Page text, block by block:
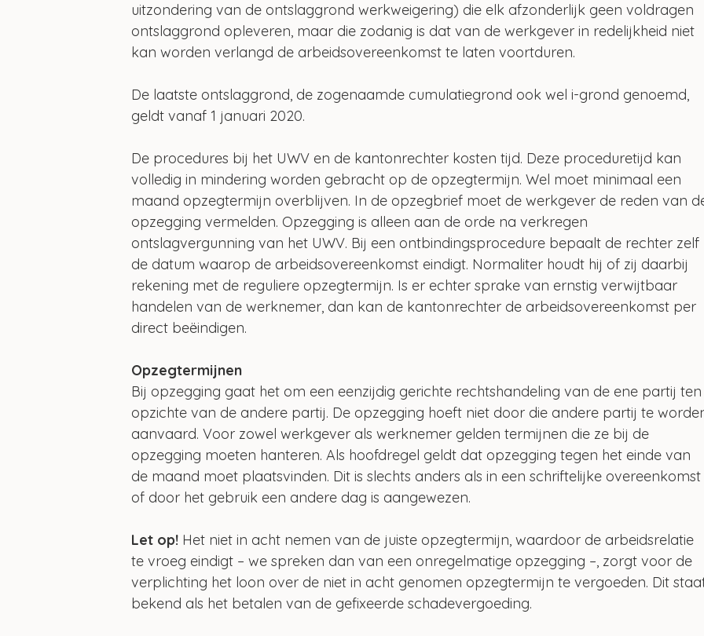
uitzondering van de ontslaggrond werkweigering) die elk afzonderlijk geen voldragen
ontslaggrond opleveren, maar die zodanig is dat van de werkgever in redelijkheid niet
kan worden verlangd de arbeidsovereenkomst te laten voortduren.
De laatste ontslaggrond, de zogenaamde cumulatiegrond ook wel i-grond genoemd,
geldt vanaf 1 januari 2020.
De procedures bij het UWV en de kantonrechter kosten tijd. Deze proceduretijd kan
volledig in mindering worden gebracht op de opzegtermijn. Wel moet minimaal een
maand opzegtermijn overblijven. In de opzegbrief moet de werkgever de reden van
opzegging vermelden. Opzegging is alleen aan de orde na verkregen
ontslagvergunning van het UWV. Bij een ontbindingsprocedure bepaalt de rechter zelf
de datum waarop de arbeidsovereenkomst eindigt. Normaliter houdt hij of zij daarbij
rekening met de reguliere opzegtermijn. Is er echter sprake van ernstig verwijtbaar
handelen van de werknemer, dan kan de kantonrechter de arbeidsovereenkomst per
direct beëindigen.
Opzegtermijnen
Bij opzegging gaat het om een eenzijdig gerichte rechtshandeling van de ene partij
opzichte van de andere partij. De opzegging hoeft niet door die andere partij te
aanvaard. Voor zowel werkgever als werknemer gelden termijnen die ze bij de
opzegging moeten hanteren. Als hoofdregel geldt dat opzegging tegen het einde van
de maand moet plaatsvinden. Dit is slechts anders als in een schriftelijke
of door het gebruik een andere dag is aangewezen.
Let op! Het niet in acht nemen van de juiste opzegtermijn, waardoor de arbeidsrelatie
te vroeg eindigt – we spreken dan van een onregelmatige opzegging –, zorgt voor de
verplichting het loon over de niet in acht genomen opzegtermijn te vergoeden. Dit
bekend als het betalen van de gefixeerde schadevergoeding.